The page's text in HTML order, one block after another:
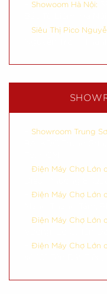
Showoom Hà Nội:
Siêu Thị Pico
Showroom Trung
Điện Máy Chợ Lớn
Điện Máy Chợ Lớn
Điện Máy Chợ Lớn
Điện Máy Chợ Lớn